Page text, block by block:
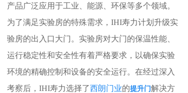
产品广泛应用于工业、能源、环保等多个领域。
为了满足实验房的特殊需求，IHI寿力计划升级实
验房的出入口大门。实验房对大门的保温性能、
运行稳定性和安全性有着严格要求，以确保实验
环境的精确控制和设备的安全运行。在经过深入
考察后，IHI寿力选择了西朗门业的提升门解决方